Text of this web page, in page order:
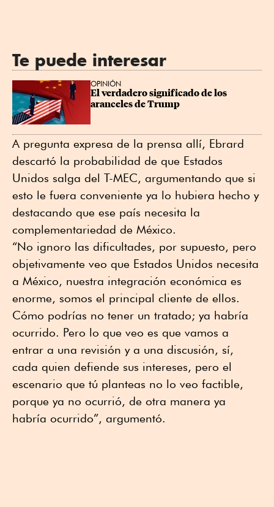
Te puede interesar
OPINIÓN
El verdadero significado de los
aranceles de Trump
A pregunta expresa de la prensa allí, Ebrard
descartó la probabilidad de que Estados
Unidos salga del T-MEC, argumentando que si
esto le fuera conveniente ya lo hubiera hecho y
destacando que ese país necesita la
complementariedad de México.
“No ignoro las dificultades, por supuesto, pero
objetivamente veo que Estados Unidos necesita
a México, nuestra integración económica es
enorme, somos el principal cliente de ellos.
Cómo podrías no tener un tratado; ya habría
ocurrido. Pero lo que veo es que vamos a
entrar a una revisión y a una discusión, sí,
cada quien defiende sus intereses, pero el
escenario que tú planteas no lo veo factible,
porque ya no ocurrió, de otra manera ya
habría ocurrido”, argumentó.